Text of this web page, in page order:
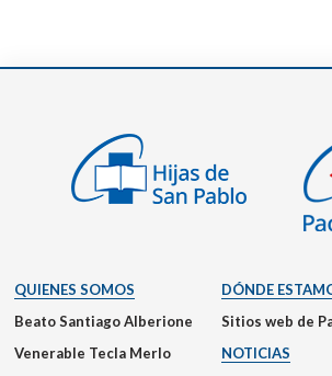
QUIENES SOMOS
Beato Santiago Alberione
Venerable Tecla Merlo
DÓNDE
Sitios web de
NOTICIAS